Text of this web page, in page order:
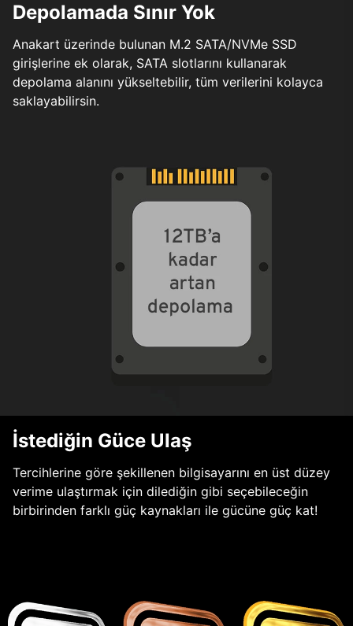
Depolamada Sınır Yok
Anakart üzerinde bulunan M.2 SATA/NVMe SSD
girişlerine ek olarak, SATA slotlarını kullanarak
depolama alanını yükseltebilir, tüm verilerini kolayca
saklayabilirsin.
İstediğin Güce Ulaş
Tercihlerine göre şekillenen bilgisayarını en üst düzey
verime ulaştırmak için dilediğin gibi seçebileceğin
birbirinden farklı güç kaynakları ile gücüne güç kat!